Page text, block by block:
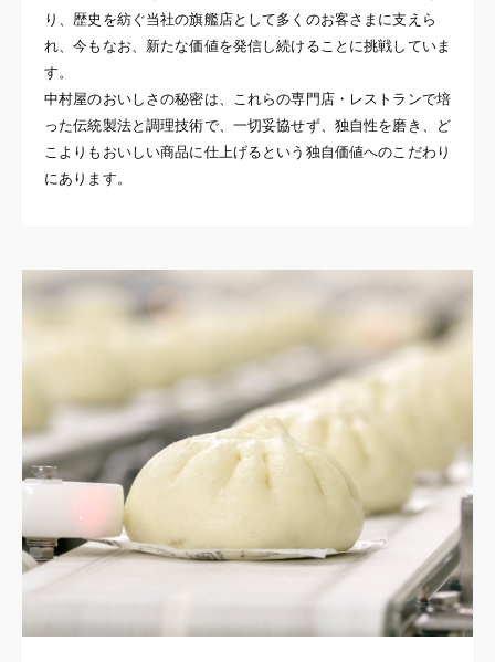
り、歴史を紡ぐ当社の旗艦店として多くのお客さまに支えら
れ、今もなお、新たな価値を発信し続けることに挑戦していま
す。
中村屋のおいしさの秘密は、これらの専門店・レストランで培
った伝統製法と調理技術で、一切妥協せず、独自性を磨き、ど
こよりもおいしい商品に仕上げるという独自価値へのこだわり
にあります。